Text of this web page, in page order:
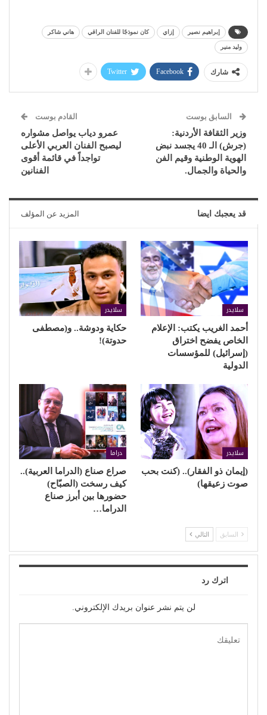
إبراهيم نصير إزاي كان نموذجًا للفنان الراقي هاني شاكر
وليد منير
شارك Facebook
Twitter
السابق بوست
وزير الثقافة الأردنية:
(جرش) الـ 40 يجسد نبض
الهوية الوطنية وقيم الفن
والحياة والجمال.
القادم بوست
عمرو دياب يواصل مشواره
ليصبح الفنان العربي الأعلى
تواجداً في قائمة أقوى
الفنانين
قد يعجبك ايضا المزيد عن المؤلف
سلايدر
أحمد الغريب يكتب: الإعلام
الخاص يفضح اختراق
(إسرائيل) للمؤسسات
الدولية
سلايدر
حكاية ودوشة.. و(مصطفى
حدوتة)!
سلايدر
(إيمان ذو الفقار).. (كنت بحب
صوت زعيقها)
دراما
صراع صناع (الدراما العربية)..
كيف رسخت (الصبّاح)
حضورها بين أبرز صناع
الدراما…
السابق التالي
اترك رد
لن يتم نشر عنوان بريدك الإلكتروني.